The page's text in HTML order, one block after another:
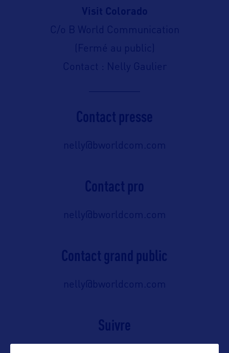
Visit Colorado
C/o B World Communication
(Fermé au public)
Contact : Nelly Gaulier
Contact presse
nelly@bworldcom.com
Contact pro
nelly@bworldcom.com
Contact grand public
nelly@bworldcom.com
Suivre